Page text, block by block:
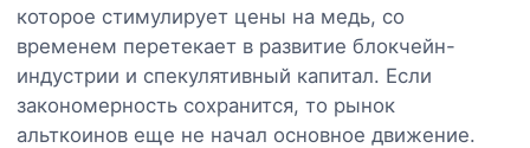
которое стимулирует цены на медь, со
временем перетекает в развитие блокчейн-
индустрии и спекулятивный капитал. Если
закономерность сохранится, то рынок
альткоинов еще не начал основное движение.